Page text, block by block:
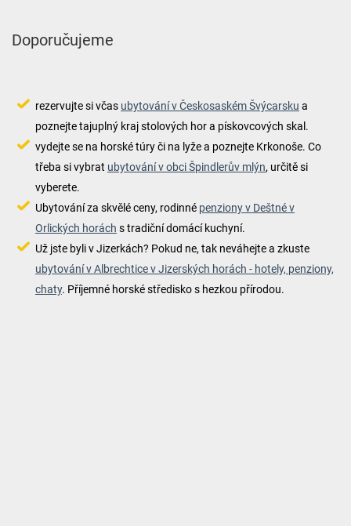
Doporučujeme
rezervujte si včas ubytování v Českosaském Švýcarsku a
poznejte tajuplný kraj stolových hor a pískovcových skal.
vydejte se na horské túry či na lyže a poznejte Krkonoše. Co
třeba si vybrat ubytování v obci Špindlerův mlýn, určitě si
vyberete.
Ubytování za skvělé ceny, rodinné penziony v Deštné v
Orlických horách s tradiční domácí kuchyní.
Už jste byli v Jizerkách? Pokud ne, tak neváhejte a zkuste
ubytování v Albrechtice v Jizerských horách - hotely, penziony,
chaty. Příjemné horské středisko s hezkou přírodou.